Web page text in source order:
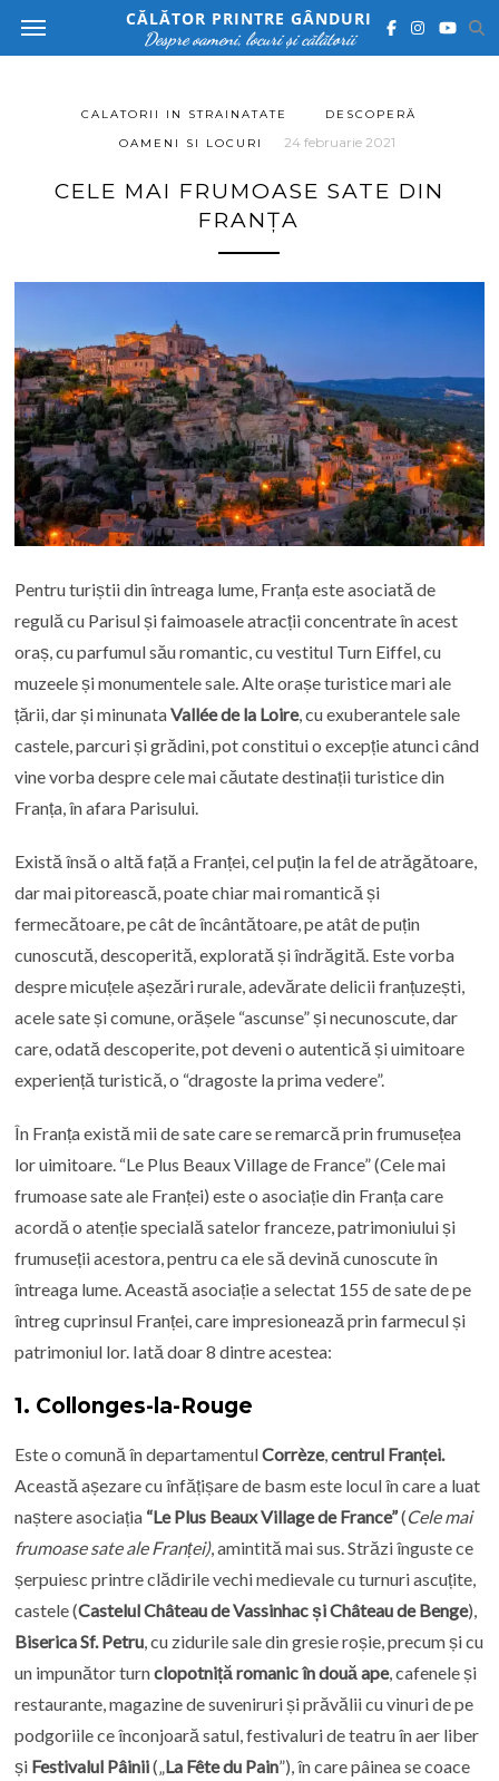
CĂLĂTOR PRINTRE GÂNDURI
Despre oameni, locuri și călătorii
CALATORII IN STRAINATATE
DESCOPERĂ
OAMENI SI LOCURI
24 februarie 2021
CELE MAI FRUMOASE SATE DIN
FRANȚA
Pentru turiștii din întreaga lume, Franța este asociată de
regulă cu Parisul și faimoasele atracții concentrate în acest
oraș, cu parfumul său romantic, cu vestitul Turn Eiffel, cu
muzeele și monumentele sale. Alte orașe turistice mari ale
țării, dar și minunataVallée de la Loire, cu exuberantele sale
castele, parcuri și grădini, pot constitui o excepție atunci când
vine vorba despre cele mai căutate destinații turistice din
Franța, în afara Parisului.
Există însă o altă față a Franței, cel puțin la fel de atrăgătoare,
dar mai pitorească, poate chiar mai romantică și
fermecătoare, pe cât de încântătoare, pe atât de puțin
cunoscută, descoperită, explorată și îndrăgită. Este vorba
despre micuțele așezări rurale, adevărate delicii franțuzești,
acele sate și comune, orășele “ascunse” și necunoscute, dar
care, odată descoperite, pot deveni o autentică și uimitoare
experiență turistică, o “dragoste la prima vedere”.
În Franța există mii de sate care se remarcă prin frumusețea
lor uimitoare. “Le Plus Beaux Village de France” (Cele mai
frumoase sate ale Franței) este o asociație din Franța care
acordă o atenție specială satelor franceze, patrimoniului și
frumuseții acestora, pentru ca ele să devină cunoscute în
întreaga lume. Această asociație a selectat 155 de sate de pe
întreg cuprinsul Franței, care impresionează prin farmecul și
patrimoniul lor. Iată doar 8 dintre acestea:
1. Collonges-la-Rouge
Este o comună în departamentulCorrèze,centrul Franței.
Această așezare cu înfățișare de basm este locul în care a luat
naștere asociația “Le Plus Beaux Village de France”(Cele mai
frumoase sate ale Franței), amintită mai sus. Străzi înguste ce
șerpuiesc printre clădirile vechi medievale cu turnuri ascuțite,
castele (Castelul Château de Vassinhac și Château de Benge),
Biserica Sf. Petru, cu zidurile sale din gresie roșie, precum și cu
un impunător turnclopotniță romanic în două ape, cafenele și
restaurante, magazine de suveniruri și prăvălii cu vinuri de pe
podgoriile ce înconjoară satul, festivaluri de teatru în aer liber
și Festivalul Pâinii(„La Fête du Pain”), în care pâinea se coace